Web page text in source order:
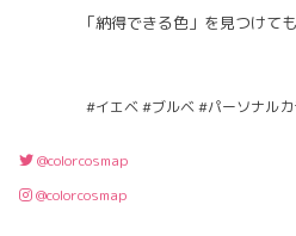
「納得できる色」を見つけて
#イエベ #ブルベ #パーソナル
@colorcosmap
@colorcosmap